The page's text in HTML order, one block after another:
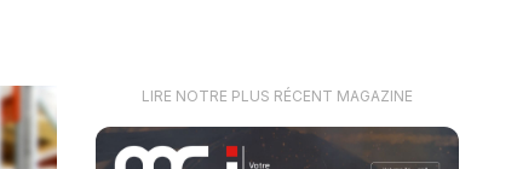
LIRE NOTRE PLUS RÉCENT MAGAZINE